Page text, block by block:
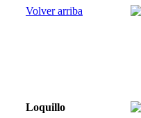
Volver arriba
Loquillo